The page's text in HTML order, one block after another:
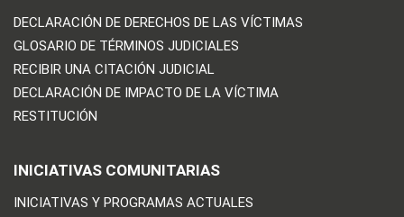
DECLARACIÓN DE DERECHOS DE LAS VÍCTIMAS
GLOSARIO DE TÉRMINOS JUDICIALES
RECIBIR UNA CITACIÓN JUDICIAL
DECLARACIÓN DE IMPACTO DE LA VÍCTIMA
RESTITUCIÓN
INICIATIVAS COMUNITARIAS
INICIATIVAS Y PROGRAMAS ACTUALES